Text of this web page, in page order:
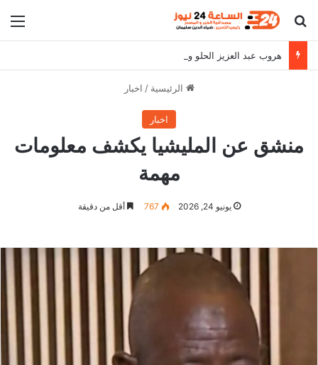
بحث عن
هروب عبد العزيز الحلو وقيادات الشعبية
الرئيسية / اخبار
اخبار
منشق عن المليشيا يكشف معلومات
مهمة
يونيو 24, 2026 767 أقل من دقيقة